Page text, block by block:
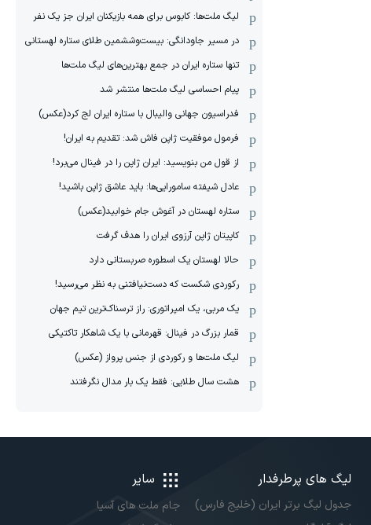
لیگ ملت‌ها: کابوس برای همه بازیکنان ایران جز یک نفر
در مسیر جاودانگی: بیست‌وششمین طلای ستاره لهستانی
تنها ستاره ایران در جمع بهترین‌های لیگ ملت‌ها
پیام احساسی لیگ ملت‌ها منتشر شد
فدراسیون جهانی والیبال با ستاره ایران لج کرد(عکس)
فرمول موفقیت ژاپن فاش شد: تقدیم به ایران!
از قول من بنویسید: ایران ژاپن را در فینال می‌برد!
عادل شیفته سامورایی‌ها: باید عاشق ژاپن باشید!
ستاره لهستان در آغوش جام خوابید(عکس)
کاپیتان ژاپن آرزوی ایران را هدف گرفت
حالا لهستان یک اسطوره صربستانی دارد
رکوردی شکست که دست‌نیافتنی به نظر می‌رسید!
یک مربی، یک امپراتوری: راز ترسناک‌ترین تیم جهان
قمار بزرگ در فینال: قهرمانی با یک شاهکار تاکتیکی
لیگ ملت‌ها و رکوردی از جنس پرواز (عکس)
هشت سال طلایی: فقط یک بار مدال‌ نگرفتند
لیگ های پرطرفدار
جدول لیگ برتر ایران (خلیج فارس)
سایر
جام ملت های آسیا